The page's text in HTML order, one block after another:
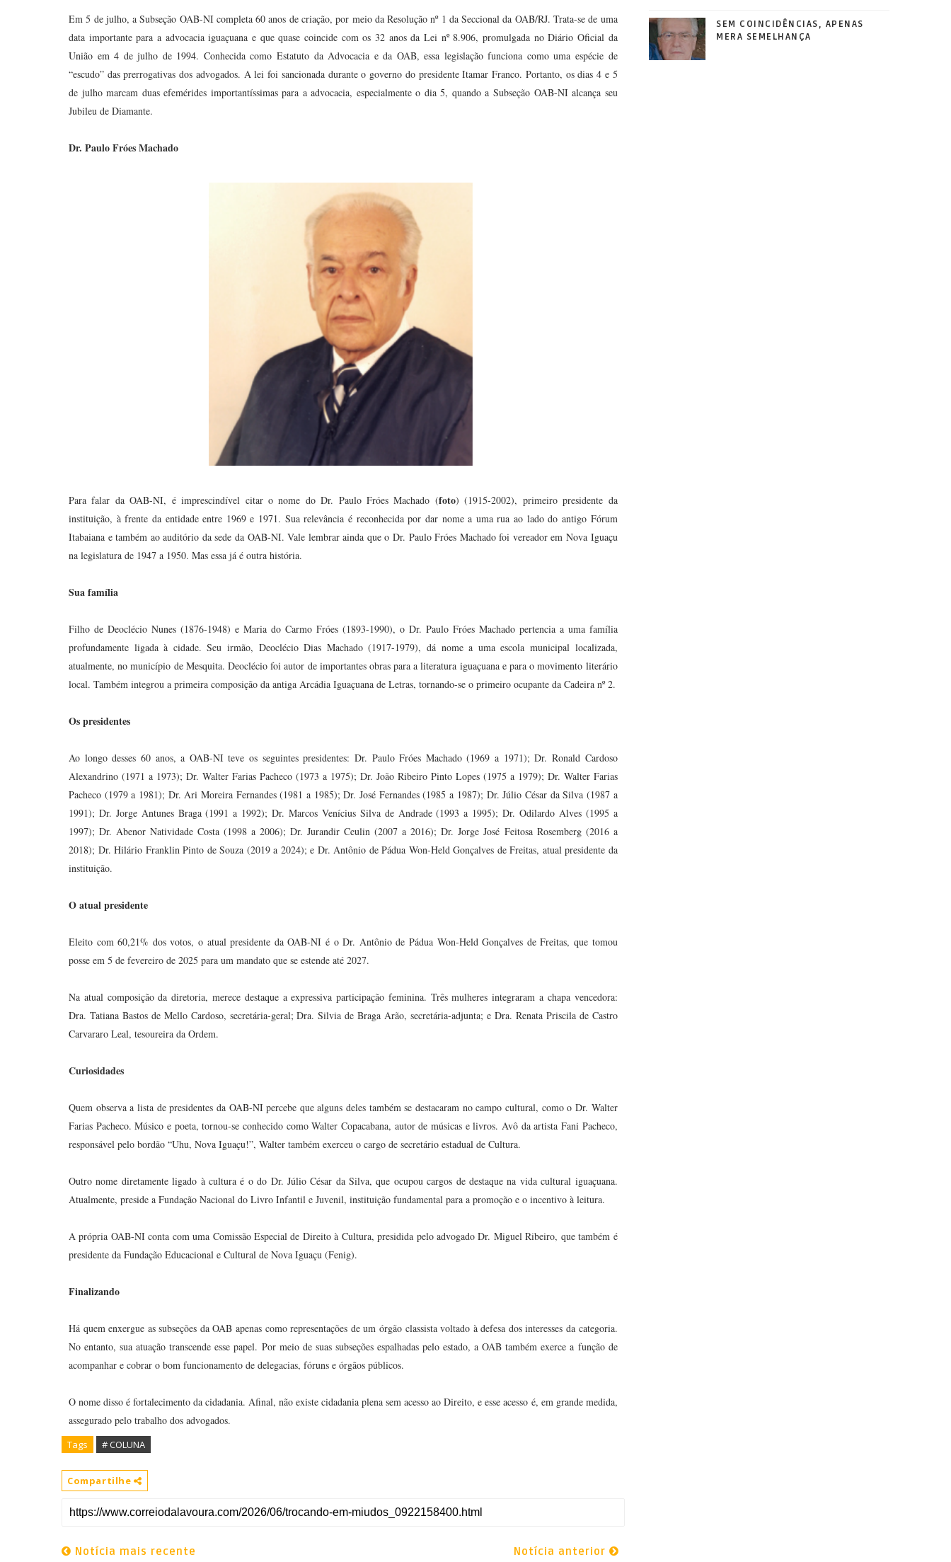
Em 5 de julho, a Subseção OAB-NI completa 60 anos de criação, por meio da Resolução nº 1 da Seccional da OAB/RJ. Trata-se de uma
data importante para a advocacia iguaçuana e que quase coincide com os 32 anos da Lei nº 8.906, promulgada no Diário Oficial da
União em 4 de julho de 1994. Conhecida como Estatuto da Advocacia e da OAB, essa legislação funciona como uma espécie de
“escudo” das prerrogativas dos advogados. A lei foi sancionada durante o governo do presidente Itamar Franco. Portanto, os dias 4 e 5
de julho marcam duas efemérides importantíssimas para a advocacia, especialmente o dia 5, quando a Subseção OAB-NI alcança seu
Jubileu de Diamante.
Dr. Paulo Fróes Machado
Para falar da OAB-NI, é imprescindível citar o nome do Dr. Paulo Fróes Machado (foto) (1915-2002), primeiro presidente da
instituição, à frente da entidade entre 1969 e 1971. Sua relevância é reconhecida por dar nome a uma rua ao lado do antigo Fórum
Itabaiana e também ao auditório da sede da OAB-NI. Vale lembrar ainda que o Dr. Paulo Fróes Machado foi vereador em Nova Iguaçu
na legislatura de 1947 a 1950. Mas essa já é outra história.
Sua família
Filho de Deoclécio Nunes (1876-1948) e Maria do Carmo Fróes (1893-1990), o Dr. Paulo Fróes Machado pertencia a uma família
profundamente ligada à cidade. Seu irmão, Deoclécio Dias Machado (1917-1979), dá nome a uma escola municipal localizada,
atualmente, no município de Mesquita. Deoclécio foi autor de importantes obras para a literatura iguaçuana e para o movimento literário
local. Também integrou a primeira composição da antiga Arcádia Iguaçuana de Letras, tornando-se o primeiro ocupante da Cadeira nº 2.
Os presidentes
Ao longo desses 60 anos, a OAB-NI teve os seguintes presidentes: Dr. Paulo Fróes Machado (1969 a 1971); Dr. Ronald Cardoso
Alexandrino (1971 a 1973); Dr. Walter Farias Pacheco (1973 a 1975); Dr. João Ribeiro Pinto Lopes (1975 a 1979); Dr. Walter Farias
Pacheco (1979 a 1981); Dr. Ari Moreira Fernandes (1981 a 1985); Dr. José Fernandes (1985 a 1987); Dr. Júlio César da Silva (1987 a
1991); Dr. Jorge Antunes Braga (1991 a 1992); Dr. Marcos Venícius Silva de Andrade (1993 a 1995); Dr. Odilardo Alves (1995 a
1997); Dr. Abenor Natividade Costa (1998 a 2006); Dr. Jurandir Ceulin (2007 a 2016); Dr. Jorge José Feitosa Rosemberg (2016 a
2018); Dr. Hilário Franklin Pinto de Souza (2019 a 2024); e Dr. Antônio de Pádua Won-Held Gonçalves de Freitas, atual presidente da
instituição.
O atual presidente
Eleito com 60,21% dos votos, o atual presidente da OAB-NI é o Dr. Antônio de Pádua Won-Held Gonçalves de Freitas, que tomou
posse em 5 de fevereiro de 2025 para um mandato que se estende até 2027.
Na atual composição da diretoria, merece destaque a expressiva participação feminina. Três mulheres integraram a chapa vencedora:
Dra. Tatiana Bastos de Mello Cardoso, secretária-geral; Dra. Silvia de Braga Arão, secretária-adjunta; e Dra. Renata Priscila de Castro
Carvararo Leal, tesoureira da Ordem.
Curiosidades
Quem observa a lista de presidentes da OAB-NI percebe que alguns deles também se destacaram no campo cultural, como o Dr. Walter
Farias Pacheco. Músico e poeta, tornou-se conhecido como Walter Copacabana, autor de músicas e livros. Avô da artista Fani Pacheco,
responsável pelo bordão “Uhu, Nova Iguaçu!”, Walter também exerceu o cargo de secretário estadual de Cultura.
Outro nome diretamente ligado à cultura é o do Dr. Júlio César da Silva, que ocupou cargos de destaque na vida cultural iguaçuana.
Atualmente, preside a Fundação Nacional do Livro Infantil e Juvenil, instituição fundamental para a promoção e o incentivo à leitura.
A própria OAB-NI conta com uma Comissão Especial de Direito à Cultura, presidida pelo advogado Dr. Miguel Ribeiro, que também é
presidente da Fundação Educacional e Cultural de Nova Iguaçu (Fenig).
Finalizando
Há quem enxergue as subseções da OAB apenas como representações de um órgão classista voltado à defesa dos interesses da categoria.
No entanto, sua atuação transcende esse papel. Por meio de suas subseções espalhadas pelo estado, a OAB também exerce a função de
acompanhar e cobrar o bom funcionamento de delegacias, fóruns e órgãos públicos.
O nome disso é fortalecimento da cidadania. Afinal, não existe cidadania plena sem acesso ao Direito, e esse acesso é, em grande medida,
assegurado pelo trabalho dos advogados.
Tags # COLUNA
Compartilhe
Notícia mais recente Notícia anterior
SEM COINCIDÊNCIAS, APENAS
MERA SEMELHANÇA